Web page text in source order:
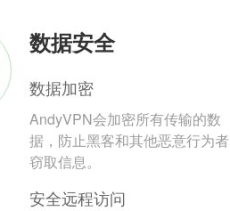
数据安全
数据加密
AndyVPN会加密所有传输的数
据，防止黑客和其他恶意行为者
窃取信息。
安全远程访问